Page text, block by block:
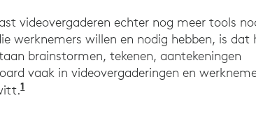
videovergaderen echter nog meer tools
werknemers willen en nodig hebben, is dat
brainstormen, tekenen, aantekeningen
vaak in videovergaderingen en
1https://www.ciodive.com/news/